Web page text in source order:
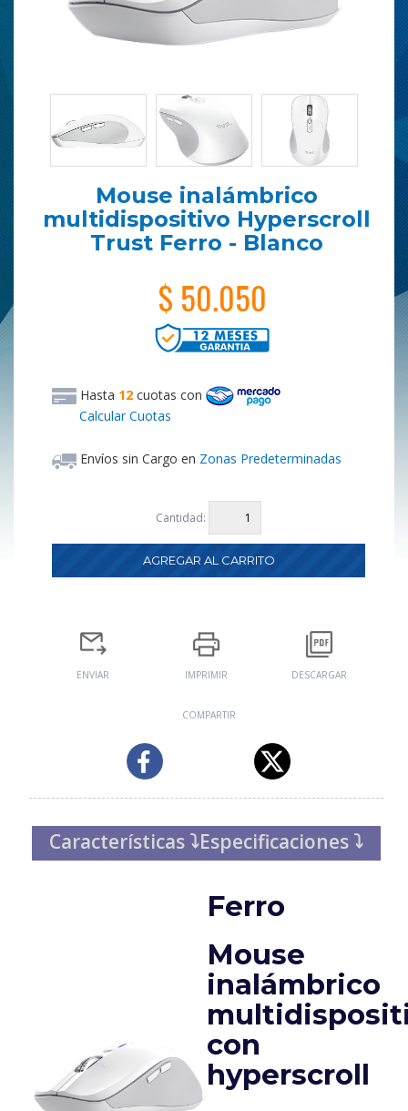
Mouse inalámbrico
multidispositivo Hyperscroll
Trust Ferro - Blanco
$ 50.050
Hasta 12 cuotas con
Calcular Cuotas
Envíos sin Cargo en Zonas Predeterminadas
Cantidad:
ENVIAR IMPRIMIR DESCARGAR
COMPARTIR
Características ⤵Especificaciones ⤵
Ferro
Mouse
inalámbrico
con
hyperscroll